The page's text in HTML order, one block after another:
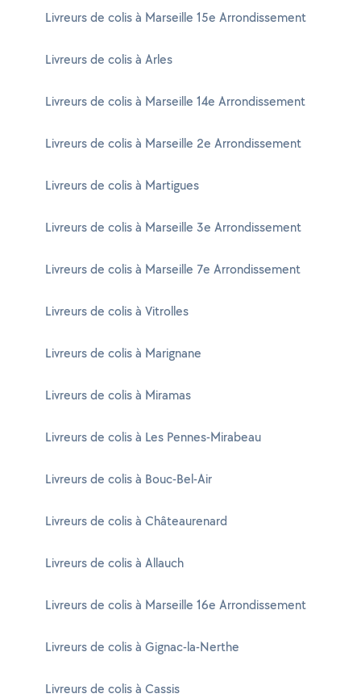
Livreurs de colis à Marseille 15e Arrondissement
Livreurs de colis à Arles
Livreurs de colis à Marseille 14e Arrondissement
Livreurs de colis à Marseille 2e Arrondissement
Livreurs de colis à Martigues
Livreurs de colis à Marseille 3e Arrondissement
Livreurs de colis à Marseille 7e Arrondissement
Livreurs de colis à Vitrolles
Livreurs de colis à Marignane
Livreurs de colis à Miramas
Livreurs de colis à Les Pennes-Mirabeau
Livreurs de colis à Bouc-Bel-Air
Livreurs de colis à Châteaurenard
Livreurs de colis à Allauch
Livreurs de colis à Marseille 16e Arrondissement
Livreurs de colis à Gignac-la-Nerthe
Livreurs de colis à Cassis